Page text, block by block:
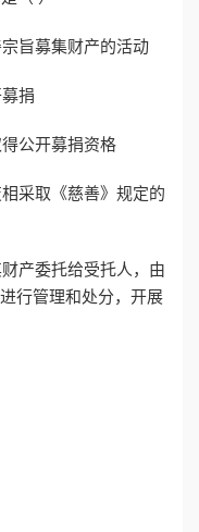
旨募集财产的活动
捐
公开募捐资格
采取《慈善》规定的
产委托给受托人，由
行管理和处分，开展